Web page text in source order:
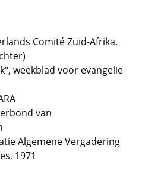
Comité Zuid-Afrika,
weekblad voor evangelie
van
Algemene Vergadering
1971